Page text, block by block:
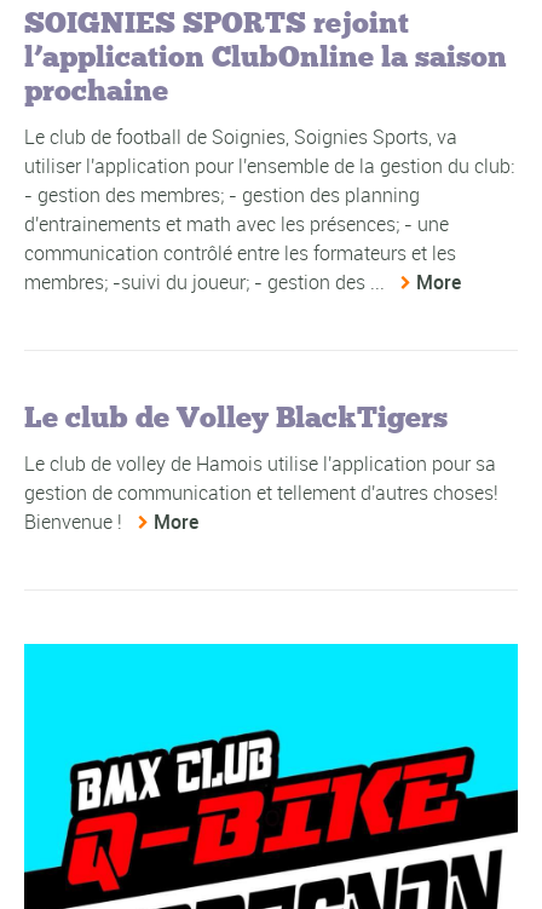
SOIGNIES SPORTS rejoint
l’application ClubOnline la saison
prochaine
Le club de football de Soignies, Soignies Sports, va
utiliser l'application pour l'ensemble de la gestion du club:
- gestion des membres; - gestion des planning
d'entrainements et math avec les présences; - une
communication contrôlé entre les formateurs et les
membres; -suivi du joueur; - gestion des ...
More
Le club de Volley BlackTigers
Le club de volley de Hamois utilise l'application pour sa
gestion de communication et tellement d'autres choses!
Bienvenue !
More